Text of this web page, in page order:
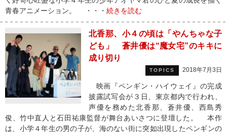
青春アニメーション。 ・・・ 続きを読む
北香那、小４の頃は「やんちゃな子
ども」 蒼井優は“魔女宅”のキキに
成り切り
TOPICS 2018年7月3日
映画『ペンギン・ハイウェイ』の完成
披露試写会が３日、東京都内で行われ、
声優を務めた北香那、蒼井優、西島秀
俊、竹中直人と石田祐康監督が舞台あいさつに登壇した。 本作
は、小学４年生の男の子が、海のない街に突如出現したペンギンの